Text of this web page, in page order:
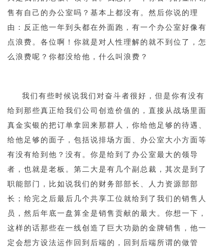
售有自己的办公室吗？基本上都没有。然后你说的理
由：反正他一年到头都在外面跑，有一个办公室好像有
点浪费。各位啊！你就是对人性理解的就不到位了，怎
么浪费呢？你都没给他，什么叫浪费？
我们有些时候说我们对奋斗者很好，但是你有没有
给到那些真正给我们公司创造价值的，直接从战场里面
真金实银的把订单拿回来那群人，你给他足够的待遇、
给他足够的面子，包括说排场方面、办公室大小方面等
有没有给到他？没有。你是给到了办公室最大的领导
者，也就是老板。 第二大是有几个副总裁，其次是到了
职能部门，比如说我们的财务部部长、人力资源部部
长；给完之后最后几个共享工位就给到了我们的销售人
员，然后年底一盘算全是销售贡献的最大。你想一下，
这样的话那些在一线创造了巨大功勋的金牌销售，他一
定会想方设法运作回到后端的，回到后端所谓的做管